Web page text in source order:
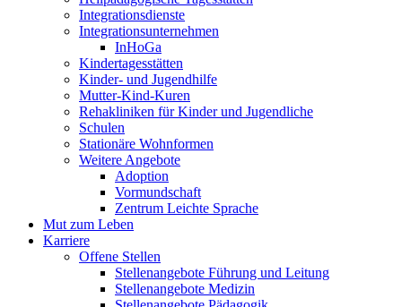
Integrationsdienste
Integrationsunternehmen
InHoGa
Kindertagesstätten
Kinder- und Jugendhilfe
Mutter-Kind-Kuren
Rehakliniken für Kinder und Jugendliche
Schulen
Stationäre Wohnformen
Weitere Angebote
Adoption
Vormundschaft
Zentrum Leichte Sprache
Mut zum Leben
Karriere
Offene Stellen
Stellenangebote Führung und Leitung
Stellenangebote Medizin